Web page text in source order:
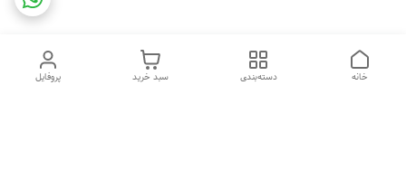
پروفایل سبد خرید دسته‌بندی خانه